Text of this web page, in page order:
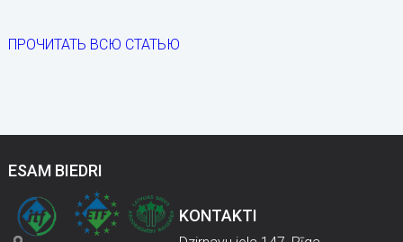
ПРОЧИТАТЬ ВСЮ СТАТЬЮ
ESAM BIEDRI
KONTAKTI